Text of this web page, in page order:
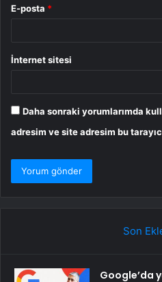
E-posta *
İnternet sitesi
Daha sonraki yorumlarımda
adresim ve site adresim bu
Son
Google’da